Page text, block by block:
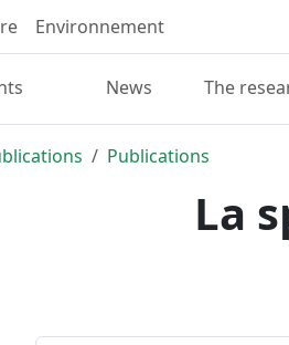
Environnement
News The
Publications
La